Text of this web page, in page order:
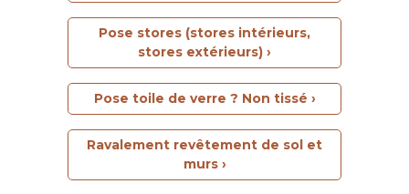
Pose stores (stores intérieurs,
stores extérieurs) ›
Pose toile de verre ? Non tissé ›
Ravalement revêtement de sol et
murs ›